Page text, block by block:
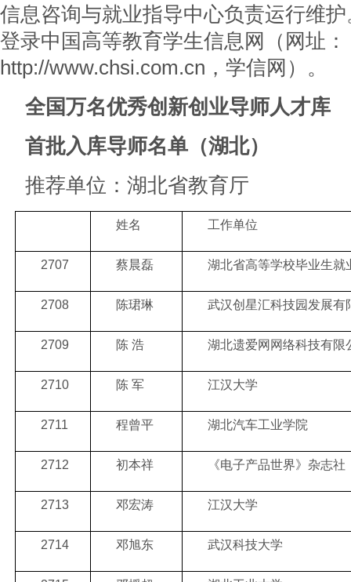
信息咨询与就业指导中心负责运行维
登录中国高等教育学生信息网（网址：
http://www.chsi.com.cn，学信网）。
全国万名优秀创新创业导师人才库
首批入库导师名单（湖北）
推荐单位：湖北省教育厅
姓名 工作单位
2707 蔡晨磊 湖北省高等学校毕业生就
2708 陈珺琳 武汉创星汇科技园发展有
2709 陈 浩 湖北遗爱网网络科技有限
2710 陈 军 江汉大学
2711 程曾平 湖北汽车工业学院
2712 初本祥 《电子产品世界》杂志社
2713 邓宏涛 江汉大学
2714 邓旭东 武汉科技大学